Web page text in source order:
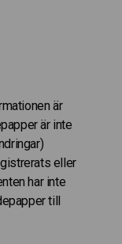
är
är inte
eller
har inte
till